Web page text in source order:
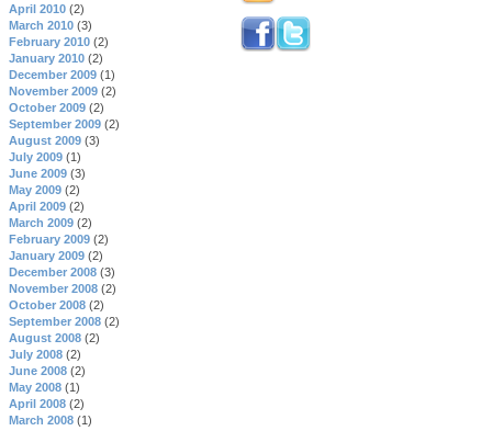
April 2010 (2)
March 2010 (3)
February 2010 (2)
January 2010 (2)
December 2009 (1)
November 2009 (2)
October 2009 (2)
September 2009 (2)
August 2009 (3)
July 2009 (1)
June 2009 (3)
May 2009 (2)
April 2009 (2)
March 2009 (2)
February 2009 (2)
January 2009 (2)
December 2008 (3)
November 2008 (2)
October 2008 (2)
September 2008 (2)
August 2008 (2)
July 2008 (2)
June 2008 (2)
May 2008 (1)
April 2008 (2)
March 2008 (1)